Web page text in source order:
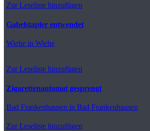
Zur Leseliste hinzufügen
Gabelstapler entwendet
Wiehe in Wiehe
Zur Leseliste hinzufügen
Zigarettenautomat gesprengt
Bad Frankenhausen in Bad Frankenhausen
Zur Leseliste hinzufügen